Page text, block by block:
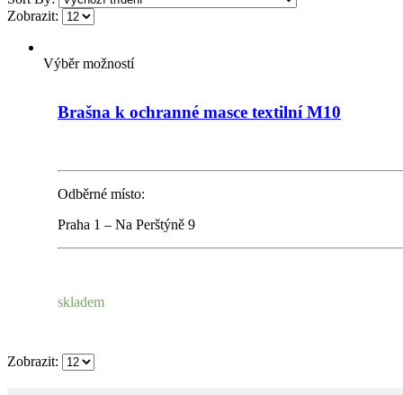
Zobrazit:
Výběr možností
Brašna k ochranné masce textilní M10
Odběrné místo:
Praha 1 – Na Perštýně 9
skladem
Zobrazit: